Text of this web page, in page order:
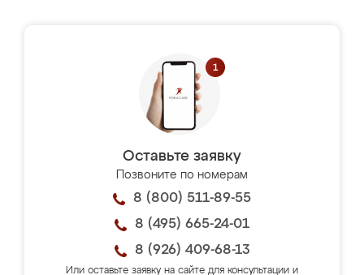
Оставьте заявку
Позвоните по номерам
8 (800) 511-89-55
8 (495) 665-24-01
8 (926) 409-68-13
Или оставьте заявку на сайте для консультации и